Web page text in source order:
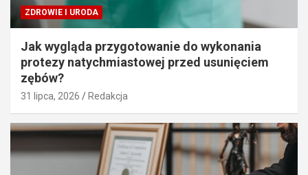
ZDROWIE I URODA
Jak wygląda przygotowanie do wykonania
protezy natychmiastowej przed usunięciem
zębów?
31 lipca, 2026 Redakcja